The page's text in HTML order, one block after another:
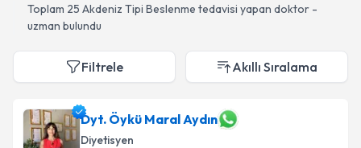
Toplam 25 Akdeniz Tipi Beslenme tedavisi yapan doktor -
uzman bulundu
Filtrele Akıllı Sıralama
Dyt. Öykü Maral Aydın
Diyetisyen